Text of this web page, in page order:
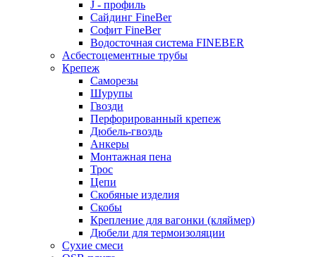
J - профиль
Сайдинг FineBer
Софит FineBer
Водосточная система FINEBER
Асбестоцементные трубы
Крепеж
Саморезы
Шурупы
Гвозди
Перфорированный крепеж
Дюбель-гвоздь
Анкеры
Монтажная пена
Трос
Цепи
Скобяные изделия
Скобы
Крепление для вагонки (кляймер)
Дюбели для термоизоляции
Сухие смеси